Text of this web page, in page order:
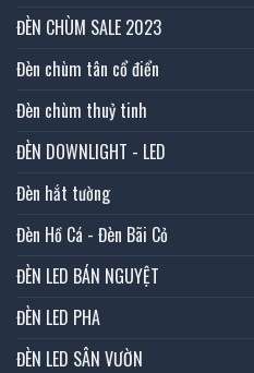
ĐÈN CHÙM SALE 2023
Đèn chùm tân cổ điển
Đèn chùm thuỷ tinh
ĐÈN DOWNLIGHT - LED
Đèn hắt tường
Đèn Hồ Cá - Đèn Bãi Cỏ
ĐÈN LED BÁN NGUYỆT
ĐÈN LED PHA
ĐÈN LED SÂN VƯỜN